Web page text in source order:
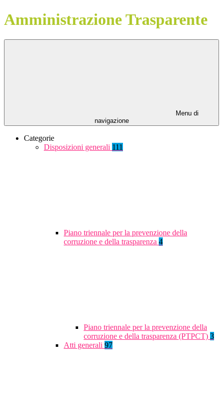
Amministrazione Trasparente
Menu di
navigazione
Categorie
Disposizioni generali 111
Piano triennale per la prevenzione della
corruzione e della trasparenza 4
Piano triennale per la prevenzione della
corruzione e della trasparenza (PTPCT) 3
Atti generali 97